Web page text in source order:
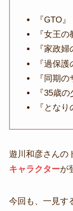
『GTO』
『女王の
『家政婦
『過保護
『同期の
『35歳の
『となり
遊川和彦さんの
キャラクターが
今回も、一見す